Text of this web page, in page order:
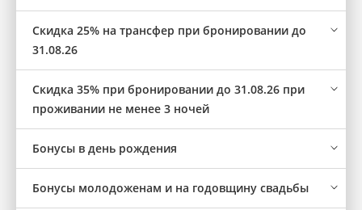
Скидка 25% на трансфер при бронировании до
31.08.26
Скидка 35% при бронировании до 31.08.26 при
проживании не менее 3 ночей
Бонусы в день рождения
Бонусы молодоженам и на годовщину свадьбы